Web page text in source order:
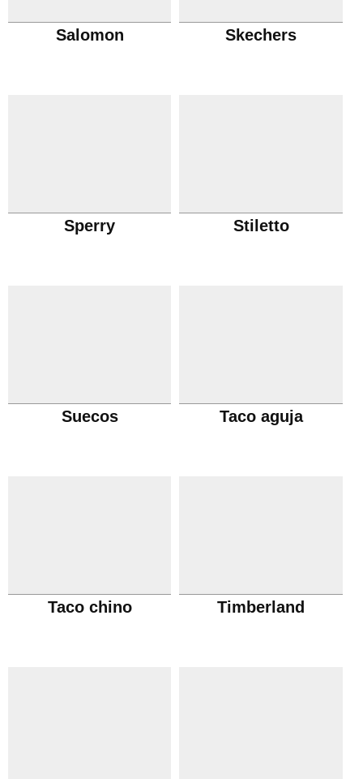
Salomon Skechers
Sperry Stiletto
Suecos Taco aguja
Taco chino Timberland